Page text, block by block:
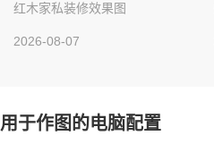
红木家私装修效果图
2026-08-07
用于作图的电脑配置